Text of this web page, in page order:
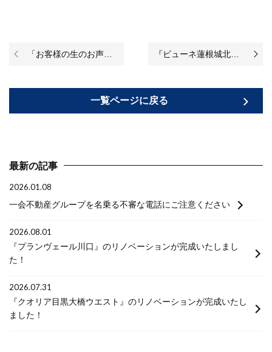
「お客様の生のお声＊/営業マンの”自社施工の住宅”に対する、責任や愛着をとても感じました！（お客様からの評判・口コミ）
一覧ページに戻る
『ビューネ蓮根城北公園』のリノベーションが始まりました♪
最新の記事
2026.01.08
一会不動産グループを名乗る不審な電話にご注意ください
2026.08.01
『プランヴェール川口』のリノベーションが完成いたしまし
た！
2026.07.31
『クオリア目黒大橋ウエスト』のリノベーションが完成いたし
ました！